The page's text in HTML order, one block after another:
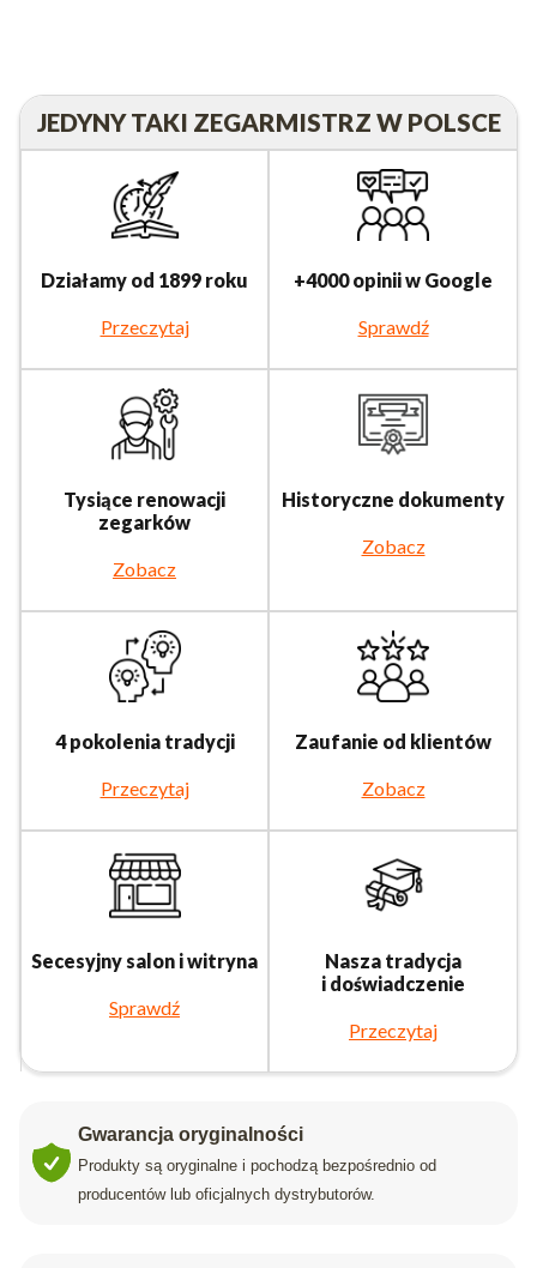
JEDYNY TAKI ZEGARMISTRZ W POLSCE
Działamy od 1899 roku
Przeczytaj
+4000 opinii w Google
Sprawdź
Tysiące renowacji
zegarków
Zobacz
Historyczne dokumenty
Zobacz
4 pokolenia tradycji
Przeczytaj
Zaufanie od klientów
Zobacz
Secesyjny salon i witryna
Sprawdź
Nasza tradycja
i doświadczenie
Przeczytaj
Gwarancja oryginalności
Produkty są oryginalne i pochodzą bezpośrednio od
producentów lub oficjalnych dystrybutorów.